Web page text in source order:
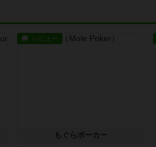
レビュー
もぐらポーカー